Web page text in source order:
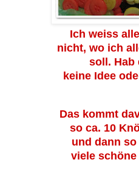
Ich weiss
nicht, wo ich
soll. Hab
keine Idee
Das kommt
so ca. 10
und dann
viele